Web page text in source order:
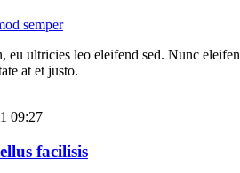
eu ultricies leo eleifend sed. Nunc
at et justo.
09:27
facilisis